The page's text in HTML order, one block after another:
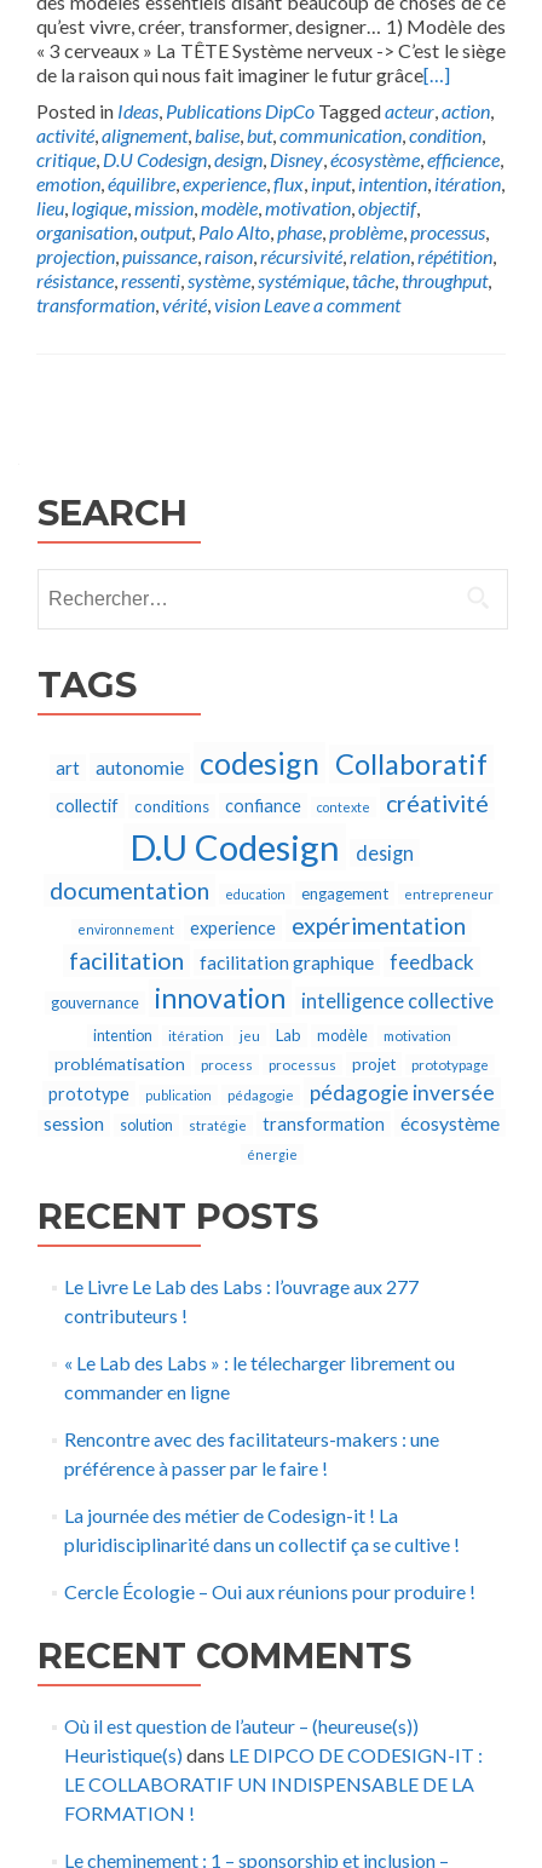
qu’est vivre, créer, transformer, designer… 1) Modèle des
« 3 cerveaux » La TÊTE Système nerveux -> C’est le siège
de la raison qui nous fait imaginer le futur grâce[…]
Posted in Ideas, Publications DipCo Taggedacteur,action,
activité,alignement,balise,but,communication,condition,
critique, D.U Codesign,design, Disney,écosystème,efficience,
emotion,équilibre,experience,flux, input, intention, itération,
lieu, logique,mission,modèle,motivation,objectif,
organisation,output, Palo Alto,phase,problème,processus,
projection,puissance,raison,récursivité,relation,répétition,
résistance,ressenti,système,systémique,tâche,throughput,
transformation,vérité,vision Leave a comment
SEARCH
TAGS
art autonomie codesign Collaboratif
collectif conditions confiance contexte créativité
D.U Codesign design
documentation education engagement entrepreneur
environnement experience
expérimentation
facilitation
facilitation graphique feedback
gouvernance innovation intelligence collective
intention itération jeu Lab modèle motivation
problématisation process processus projet prototypage
prototype publication pédagogie pédagogie inversée
session solution stratégie transformation écosystème
énergie
RECENT POSTS
Le Livre Le Lab des Labs : l’ouvrage aux 277
contributeurs !
« Le Lab des Labs » : le télecharger librement ou
commander en ligne
Rencontre avec des facilitateurs-makers : une
préférence à passer par le faire !
La journée des métier de Codesign-it ! La
pluridisciplinarité dans un collectif ça se cultive !
Cercle Écologie – Oui aux réunions pour produire !
RECENT COMMENTS
Où il est question de l’auteur – (heureuse(s))
Heuristique(s)dans LE DIPCO DE CODESIGN-IT :
LE COLLABORATIF UN INDISPENSABLE DE LA
FORMATION !
Le cheminement : 1 – sponsorship et inclusion –